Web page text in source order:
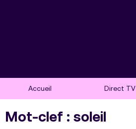
Accueil Direct TV
Mot-clef : soleil